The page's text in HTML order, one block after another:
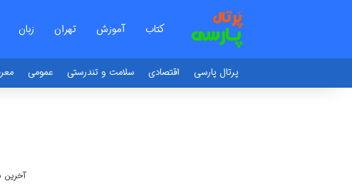
کتاب آموزش تهران زبان
پرتال پارسی اقتصادی سلامت و تندرستی عمومی
آخرین به